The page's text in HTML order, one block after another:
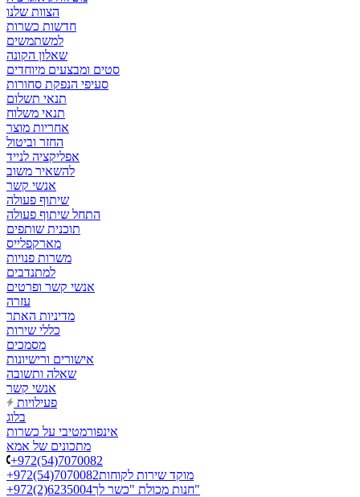
הצוות שלנו
חדשות כשרות
למשתמשים
שאלון הקונה
סטים ומבצעים מיוחדים
סעיפי הנפקת סחורות
תנאי תשלום
תנאי משלוח
אחריות מוצר
החזר וביטול
אפליקציה לנייד
להשאיר משוב
אנשי קשר
שיתוף פעולה
התחל שיתוף פעולה
תוכנית שותפים
מארקפלייס
משרות פנויות
למתנדבים
אנשי קשר ופרטים
עזרה
מדיניות האתר
כללי שירות
מסמכים
אישורים ורישיונות
שאלה ותשובה
אנשי קשר
פעילויות
בלוג
אינפורמטיבי על כשרות
מתכונים של אמא
+972(54)7070082
+972(54)7070082מוקד שירות לקוחות
+972(2)6235004
חנות מכולת "כשר לך"